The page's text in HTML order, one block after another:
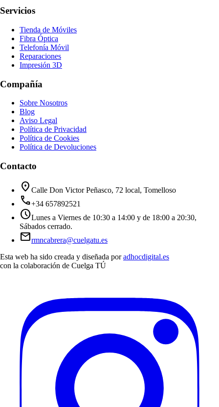
Servicios
Tienda de Móviles
Fibra Óptica
Telefonía Móvil
Reparaciones
Impresión 3D
Compañía
Sobre Nosotros
Blog
Aviso Legal
Política de Privacidad
Política de Cookies
Política de Devoluciones
Contacto
location_on Calle Don Victor Peñasco, 72 local, Tomelloso
call+34 657892521
scheduleLunes a Viernes de 10:30 a 14:00 y de 18:00 a 20:30,
Sábados cerrado.
mailrmncabrera@cuelgatu.es
Esta web ha sido creada y diseñada por adhocdigital.es
con la colaboración de Cuelga TÚ